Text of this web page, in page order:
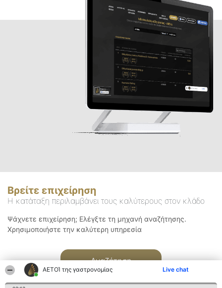
ΑΕΤΟΊ της γαστρονομίας Live chat
Βρείτε επιχείρηση
Η κατάταξη περιλαμβάνει τους καλύτερους στον κλάδο
Ψάχνετε επιχείρηση; Ελέγξτε τη μηχανή αναζήτησης.
Χρησιμοποιήστε την καλύτερη υπηρεσία
Αναζήτηση